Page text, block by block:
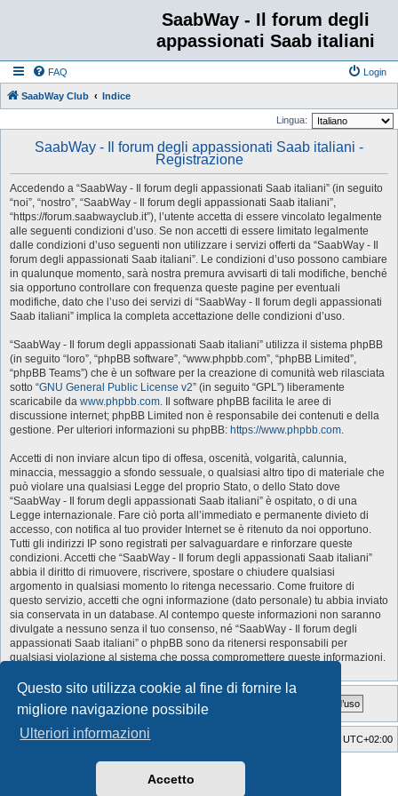
Questo sito utilizza cookie al fine di fornire la
migliore navigazione possibile
Ulteriori informazioni
Accetto
SaabWay - Il forum degli
appassionati Saab italiani
FAQ Login
SaabWay Club Indice
Lingua:
SaabWay - Il forum degli appassionati Saab italiani -
Registrazione
Accedendo a “SaabWay - Il forum degli appassionati Saab italiani” (in seguito
“noi”, “nostro”, “SaabWay - Il forum degli appassionati Saab italiani”,
“https://forum.saabwayclub.it”), l’utente accetta di essere vincolato legalmente
alle seguenti condizioni d’uso. Se non accetti di essere limitato legalmente
dalle condizioni d’uso seguenti non utilizzare i servizi offerti da “SaabWay - Il
forum degli appassionati Saab italiani”. Le condizioni d’uso possono cambiare
in qualunque momento, sarà nostra premura avvisarti di tali modifiche, benché
sia opportuno controllare con frequenza queste pagine per eventuali
modifiche, dato che l’uso dei servizi di “SaabWay - Il forum degli appassionati
Saab italiani” implica la completa accettazione delle condizioni d’uso.
“SaabWay - Il forum degli appassionati Saab italiani” utilizza il sistema phpBB
(in seguito “loro”, “phpBB software”, “www.phpbb.com”, “phpBB Limited”,
“phpBB Teams”) che è un software per la creazione di comunità web rilasciata
sotto “GNU General Public License v2” (in seguito “GPL”) liberamente
scaricabile da www.phpbb.com. Il software phpBB facilita le aree di
discussione internet; phpBB Limited non è responsabile dei contenuti e della
gestione. Per ulteriori informazioni su phpBB: https://www.phpbb.com.
Accetti di non inviare alcun tipo di offesa, oscenità, volgarità, calunnia,
minaccia, messaggio a sfondo sessuale, o qualsiasi altro tipo di materiale che
può violare una qualsiasi Legge del proprio Stato, o dello Stato dove
“SaabWay - Il forum degli appassionati Saab italiani” è ospitato, o di una
Legge internazionale. Fare ciò porta all’immediato e permanente divieto di
accesso, con notifica al tuo provider Internet se è ritenuto da noi opportuno.
Tutti gli indirizzi IP sono registrati per salvaguardare e rinforzare queste
condizioni. Accetti che “SaabWay - Il forum degli appassionati Saab italiani”
abbia il diritto di rimuovere, riscrivere, spostare o chiudere qualsiasi
argomento in qualsiasi momento lo ritenga necessario. Come fruitore di
questo servizio, accetti che ogni informazione (dato personale) tu abbia inviato
sia conservata in un database. Al contempo queste informazioni non saranno
divulgate a nessuno senza il tuo consenso, né “SaabWay - Il forum degli
appassionati Saab italiani” o phpBB sono da ritenersi responsabili per
qualsiasi violazione al sistema che possa compromettere queste informazioni.
SaabWay Club Indice UTC+02:00
GTA game
phpBB® Forum Software © phpBB Limited